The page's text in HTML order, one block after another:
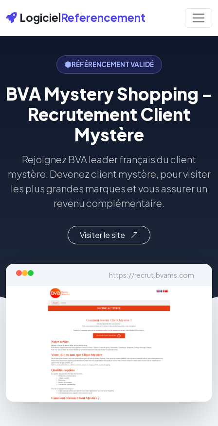
LogicielReferencement
RÉFÉRENCEMENT VALIDÉ
BVA Mystery Shopping -
Recrutement Client
Mystère
Rejoignez BVA leader français du client
mystère. Devenez client mystère, pour visiter
les plus grandes marques et vous assurer un
revenu complémentaire.
Visiter le site
https://recrut.bvams.com